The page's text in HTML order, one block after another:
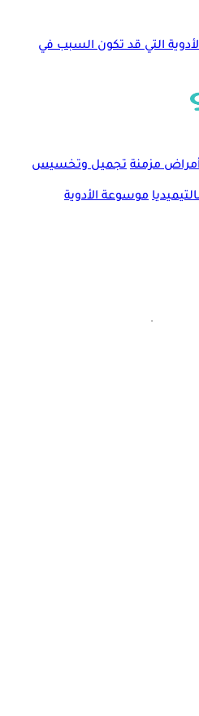
التي قد تكون السبب في
مزمنة تجميل وتخسيس
موسوعة الأدوية